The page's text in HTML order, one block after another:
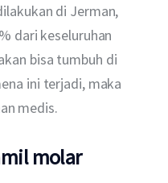
di Jerman,
dari keseluruhan
bisa tumbuh di
ini terjadi, maka
medis.
molar